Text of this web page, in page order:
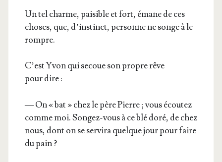
Un tel charme, pai­sible et fort, émane de ces
choses, que, d’instinct, per­sonne ne songe à le
rompre.
C’est Yvon qui secoue son propre rêve
pour dire :
— On « bat » chez le père Pierre ; vous écou­tez
comme moi. Son­gez-vous à ce blé doré, de chez
nous, dont on se ser­vi­ra quelque jour pour faire
du pain ?